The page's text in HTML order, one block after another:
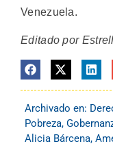
Venezuela.
Editado por
Archivado en:
Pobreza,
Alicia Bárcena,